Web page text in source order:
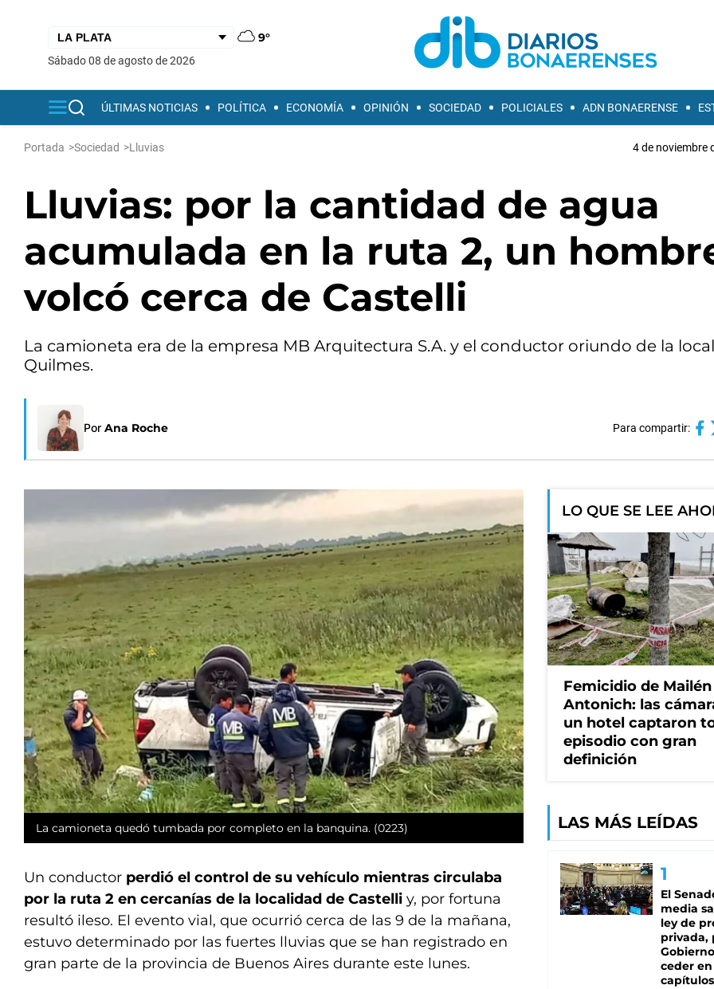
9°
sábado 08 de agosto de 2026
ÚLTIMAS NOTICIAS POLÍTICA ECONOMÍA OPINIÓN SOCIEDAD POLICIALES ADN BONAERENSE
Portada >Sociedad >Lluvias 4 de noviembre
Lluvias: por la cantidad de agua
acumulada en la ruta 2, un
volcó cerca de Castelli
La camioneta era de la empresa MB Arquitectura S.A. y el conductor oriundo de la
Quilmes.
Por Ana Roche Para compartir:
La camioneta quedó tumbada por completo en la banquina. (0223)
Un conductor perdió el control de su vehículo mientras circulaba
por la ruta 2 en cercanías de la localidad de Castelli y, por fortuna
resultó ileso. El evento vial, que ocurrió cerca de las 9 de la mañana,
estuvo determinado por las fuertes lluvias que se han registrado en
gran parte de la provincia de Buenos Aires durante este lunes.
LO QUE SE LEE
Femicidio de Mailén
Antonich: las
un hotel captaron
episodio con gran
definición
LAS MÁS LEÍDAS
El
media
ley de
privada,
ceder
capítulos